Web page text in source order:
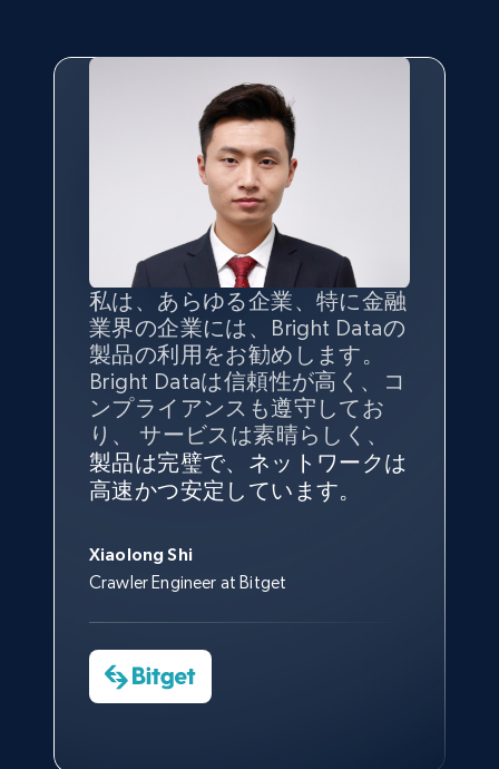
私は、あらゆる企業、特に金融
業界の企業には、Bright Dataの
製品の利用をお勧めします。
Bright Dataは信頼性が高く、コ
ンプライアンスも遵守してお
り、 サービスは素晴らしく、
製品は完璧で、ネットワークは
高速かつ安定しています。
Xiaolong Shi
Crawler Engineer at Bitget
インターネットから公開ウェブ
データを収集する機能なしで
は、ブランドがすべての媒体に
向けて紹介されたこと、またそ
の展開先を知りえることはでき
トなしでは急成長を遂げること
はできなかったでしょう。
Data Science Specialist
インターネットから公開ウェブ
データを収集する機能なしで
は、ブランドがすべての媒体に
向けて紹介されたこと、またそ
の展開先を知りえることはでき
ず、また、Bright Dataのサポー
トなしでは急成長を遂げること
はできなかったでしょう。
Sarah Melville
Media Director at YouGov Sport
私の経験から言えば、Bright
Dataのサービスは極めて貴重な
ものでした。Bright Dataのおか
げで、当社のニーズを満たすの
に十分な公開ウェブデータを収
サポートおよび開発スタッフの
おかげで、多くのプロセスを最
Charmagne Cruz
Head of Reporting & Analytics, Business
データの 質 と量を最大限に確
保することが最も重要であり、
そこでBright Dataとtgndataの
組み合わせが威力を発揮しま
す。
George Koutsoudopoulos
CEO at tgndata
今すぐ観る
信頼性に非常に感銘を受けてお
り、Bright Dataには全体的に大
変満足しています。アカウント
マネージャーとは定期的な連絡
ルートがあり、非常に協力的で
Yorgos Panzaris
CTO at Convert Group
Bright Dataとの提携には大変満
足しております。全てが順調
で、ネットワークは非常に 安定
しており、 カスタマーサービス
にも満足しています。 サポート
す。
Cheddi Rai
CEO at AdRetreaver